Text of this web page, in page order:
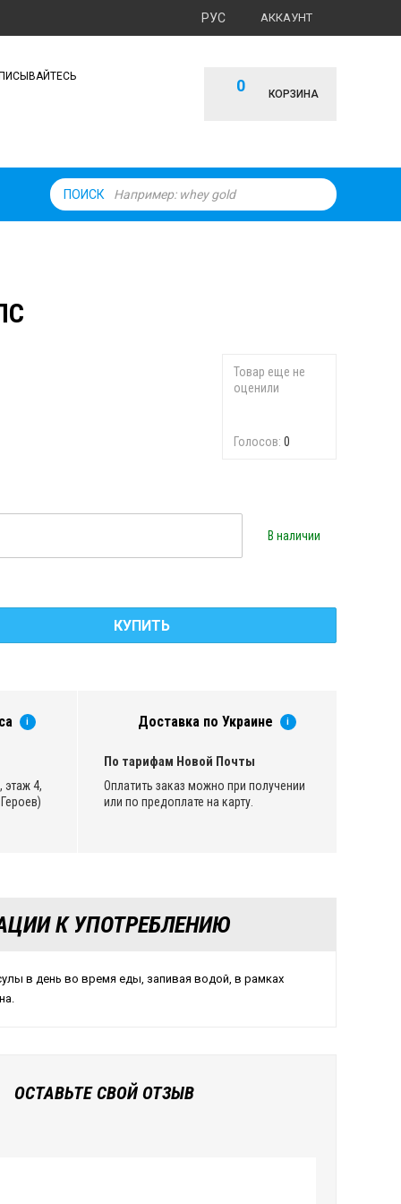
АККАУНТ
РУС
0 КОРЗИНА
ПОИСК
Товар еще не
оценили
Голосов: 0
В наличии
КУПИТЬ
i
этаж 4,
Доставка по Украине i
По тарифам Новой Почты
Оплатить заказ можно при получении
или по предоплате на карту.
К УПОТРЕБЛЕНИЮ
в день во время еды, запивая водой, в рамках
ОСТАВЬТЕ СВОЙ ОТЗЫВ